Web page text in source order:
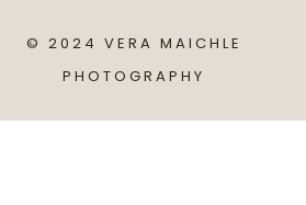
© 2024 VERA MAICHLE
PHOTOGRAPHY